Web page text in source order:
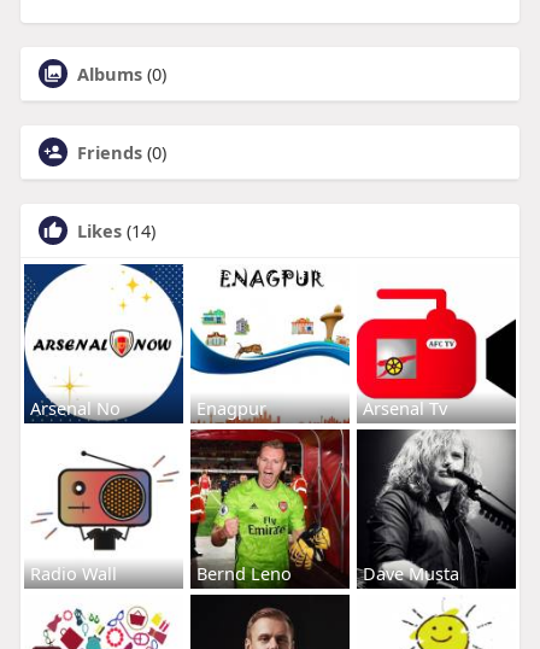
Albums (0)
Friends (0)
Likes (14)
Arsenal No Enagpur Arsenal Tv
Radio Wall Bernd Leno Dave Musta